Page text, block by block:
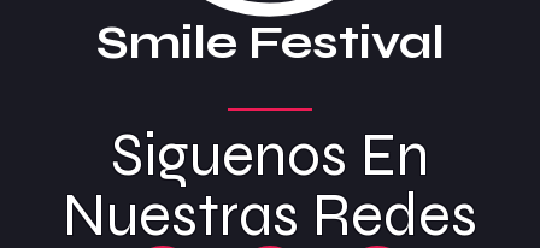
Smile Festival
Siguenos En
Nuestras Redes